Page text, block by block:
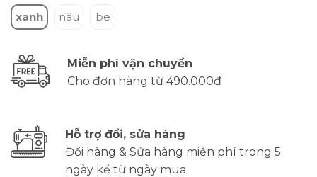
xanh nâu be
Miễn phí vận chuyển
Cho đơn hàng từ 490.000đ
Hỗ trợ đổi, sửa hàng
Đổi hàng & Sửa hàng miễn phí trong 5
ngày kể từ ngày mua